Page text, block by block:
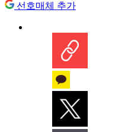
선호매체 추가